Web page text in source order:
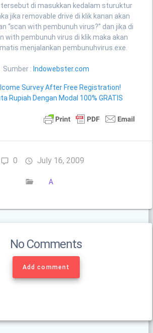
di masukkan kedalam sturuktur
jika removable drive di klik kanan akan
“scan with pembunuh virus?” dan jika di
with pembunuh virus di klik maka akan
menjalankan pembunuhvirus.exe.
Sumber : Indowebster.com
Survey After Free Registration!
Rupiah Dengan Modal 100% GRATIS
0 July 16, 2009
A
No Comments
Add comment